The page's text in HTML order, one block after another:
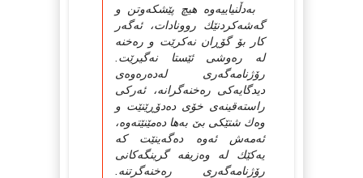
به‌دڵنیاییه‌وه‌ هیچ پێشكه‌وتن و
گه‌شه‌كردنێك روونادات، ئه‌گه‌ر
كار بۆ گۆڕان نه‌كرێت و ره‌خنه‌
له‌ ره‌وشى ئێستا نه‌گیرێت.
رۆژنامه‌گه‌رى له‌ده‌ره‌وه‌ى
دیدگایه‌كى ره‌خنه‌گرانه‌، ئه‌ركى
راسته‌قینه‌ى خۆى ده‌دۆڕێنێت و
وه‌ك شتێكى بێ به‌ها ده‌مێنێته‌وه‌،
ئه‌مه‌ش ئه‌وه‌ ده‌گه‌ینێت كه‌
یه‌كێك له‌ وه‌زیفه‌ گرینگه‌كانى
رۆژنامه‌گه‌رى ره‌خنه‌گرتنه‌.